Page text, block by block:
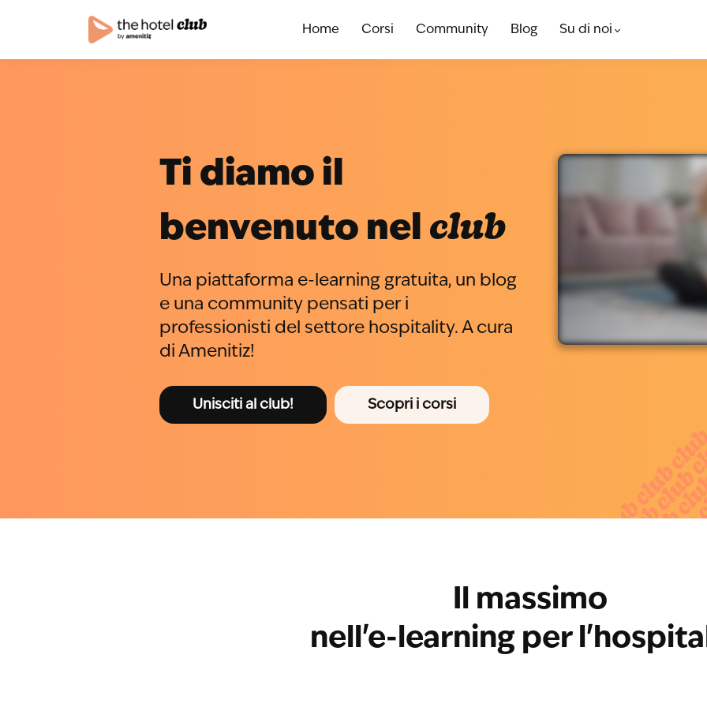
Home Corsi Community Blog Su di noi
Ti diamo il
benvenuto nel club
Una piattaforma e-learning gratuita, un blog
e una community pensati per i
professionisti del settore hospitality. A cura
di Amenitiz!
Unisciti al club! Scopri i corsi
Il massimo
nell'e-learning per